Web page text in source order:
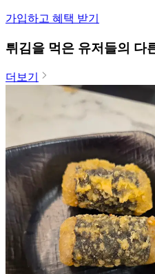
가입하고 혜택 받기
튀김을 먹은 유저들의 다
더보기